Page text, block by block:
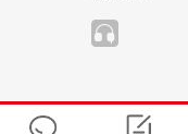
有限公司